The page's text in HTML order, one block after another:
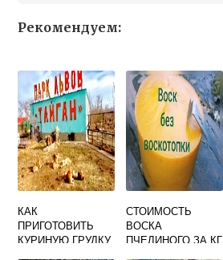
Рекомендуем:
КАК
ПРИГОТОВИТЬ
КУРИНУЮ ГРУДКУ
СТОИМОСТЬ
ВОСКА
ПЧЕЛИНОГО ЗА КГ